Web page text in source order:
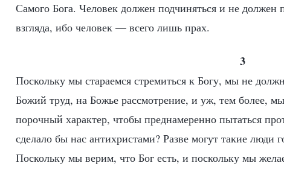
Самого Бога. Человек должен подчиняться и не должен
взгляда, ибо человек — всего лишь прах.
3
Поскольку мы стараемся стремиться к Богу, мы не
Божий труд, на Божье рассмотрение, и уж, тем более,
порочный характер, чтобы преднамеренно пытаться
сделало бы нас антихристами? Разве могут такие люди
Поскольку мы верим, что Бог есть, и поскольку мы